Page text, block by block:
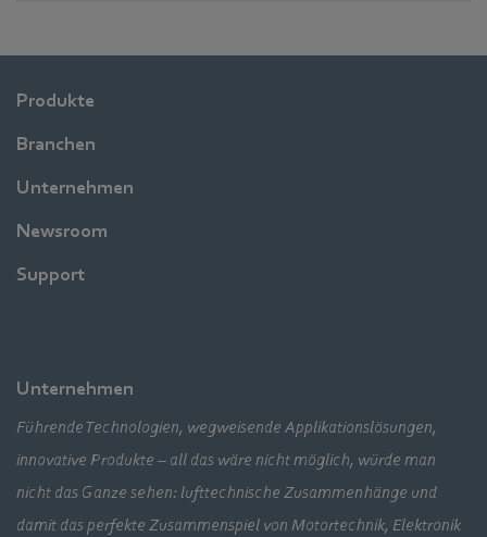
Produkte
Branchen
Unternehmen
Newsroom
Support
Unternehmen
Führende Technologien, wegweisende Applikationslösungen,
innovative Produkte – all das wäre nicht möglich, würde man
nicht das Ganze sehen: lufttechnische Zusammenhänge und
damit das perfekte Zusammenspiel von Motortechnik, Elektronik